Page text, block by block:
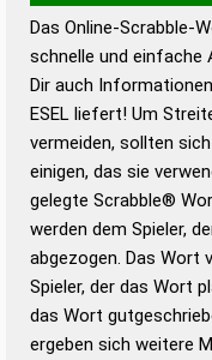
Wortwurzel liefert
Wortanalyse-
Wortbedeutung,
Gültigkeit eines
bestimmen!
Wörterbücher sind:
Das Online-Scrabble-
schnelle und einfache
Dir auch
ESEL liefert! Um
vermeiden, sollten
einigen, das sie
gelegte Scrabble®
werden dem Spieler,
abgezogen. Das Wort
Spieler, der das Wort
das Wort
ergeben sich weitere